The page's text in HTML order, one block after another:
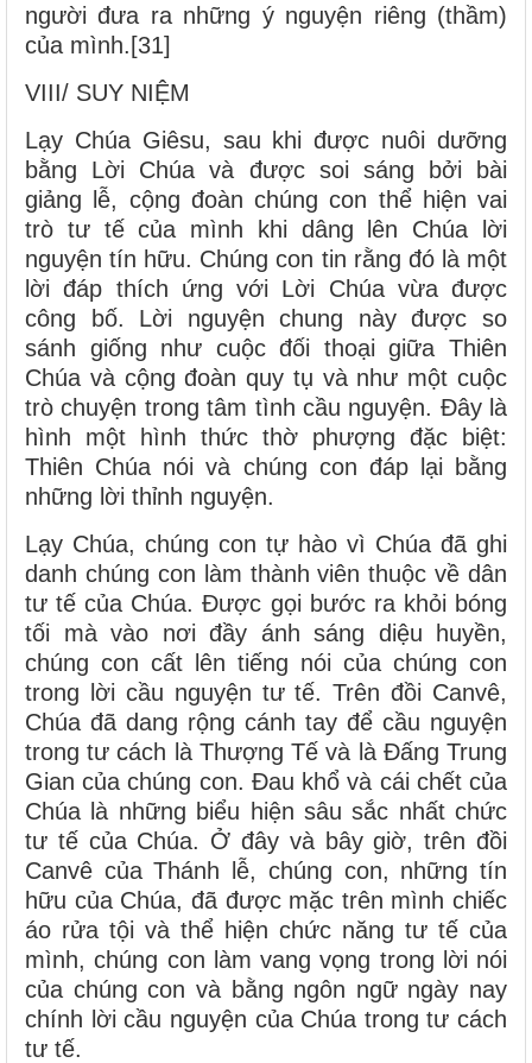
người đưa ra những ý nguyện riêng (thầm)
của mình.[31]
VIII/ SUY NIỆM
Lạy Chúa Giêsu, sau khi được nuôi dưỡng
bằng Lời Chúa và được soi sáng bởi bài
giảng lễ, cộng đoàn chúng con thể hiện vai
trò tư tế của mình khi dâng lên Chúa lời
nguyện tín hữu. Chúng con tin rằng đó là một
lời đáp thích ứng với Lời Chúa vừa được
công bố. Lời nguyện chung này được so
sánh giống như cuộc đối thoại giữa Thiên
Chúa và cộng đoàn quy tụ và như một cuộc
trò chuyện trong tâm tình cầu nguyện. Đây là
hình một hình thức thờ phượng đặc biệt:
Thiên Chúa nói và chúng con đáp lại bằng
những lời thỉnh nguyện.
Lạy Chúa, chúng con tự hào vì Chúa đã ghi
danh chúng con làm thành viên thuộc về dân
tư tế của Chúa. Được gọi bước ra khỏi bóng
tối mà vào nơi đầy ánh sáng diệu huyền,
chúng con cất lên tiếng nói của chúng con
trong lời cầu nguyện tư tế. Trên đồi Canvê,
Chúa đã dang rộng cánh tay để cầu nguyện
trong tư cách là Thượng Tế và là Đấng Trung
Gian của chúng con. Đau khổ và cái chết của
Chúa là những biểu hiện sâu sắc nhất chức
tư tế của Chúa. Ở đây và bây giờ, trên đồi
Canvê của Thánh lễ, chúng con, những tín
hữu của Chúa, đã được mặc trên mình chiếc
áo rửa tội và thể hiện chức năng tư tế của
mình, chúng con làm vang vọng trong lời nói
của chúng con và bằng ngôn ngữ ngày nay
chính lời cầu nguyện của Chúa trong tư cách
tư tế.